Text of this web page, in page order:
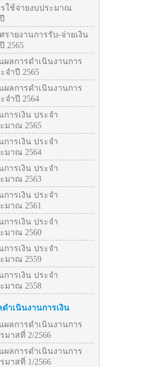
ใช้จ่ายงบประมาณ
รายงานการรับ-จ่ายเงิน
2565
ผลการดำเนินงานการ
จำปี 2565
ผลการดำเนินงานการ
จำปี 2564
การเงิน ประจำ
มาณ 2565
การเงิน ประจำ
มาณ 2564
การเงิน ประจำ
มาณ 2563
การเงิน ประจำ
มาณ 2561
การเงิน ประจำ
มาณ 2560
การเงิน ประจำ
มาณ 2559
การเงิน ประจำ
มาณ 2558
ำเนินงานการเงิน
ผลการดำเนินงานการ
มาสที่ 2/2566
ผลการดำเนินงานการ
มาสที่ 1/2566